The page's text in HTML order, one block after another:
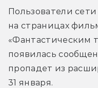
Пользователи
на страницах
«Фантастическим
появилась
пропадет из
31 января.